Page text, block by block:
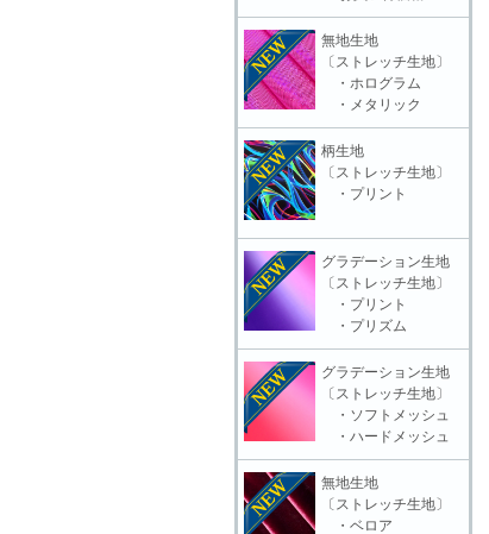
無地生地
〔ストレッチ生地〕
・ホログラム
・メタリック
柄生地
〔ストレッチ生地〕
・プリント
グラデーション生地
〔ストレッチ生地〕
・プリント
・プリズム
グラデーション生地
〔ストレッチ生地〕
・ソフトメッシュ
・ハードメッシュ
無地生地
〔ストレッチ生地〕
・ベロア